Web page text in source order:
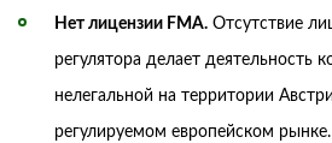
Нет лицензии FMA. Отсутствие
регулятора делает деятельность
нелегальной на территории
регулируемом европейском рынке.